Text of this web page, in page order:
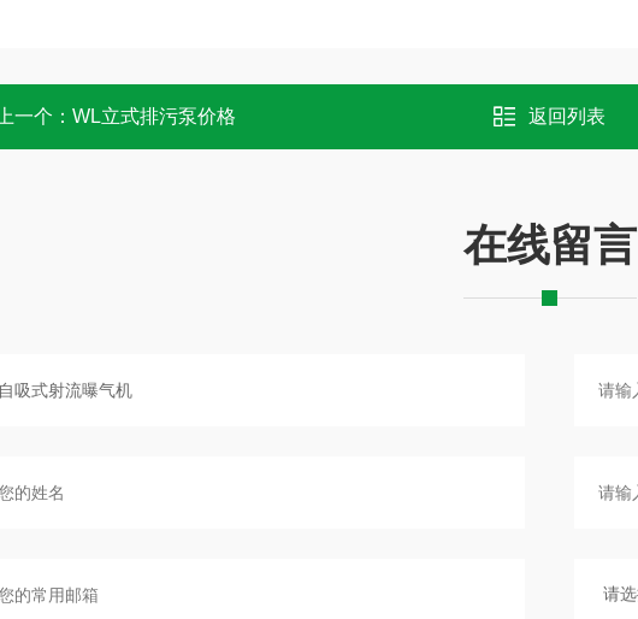
一个： WL立式排污泵价格 返回列表
在线留言